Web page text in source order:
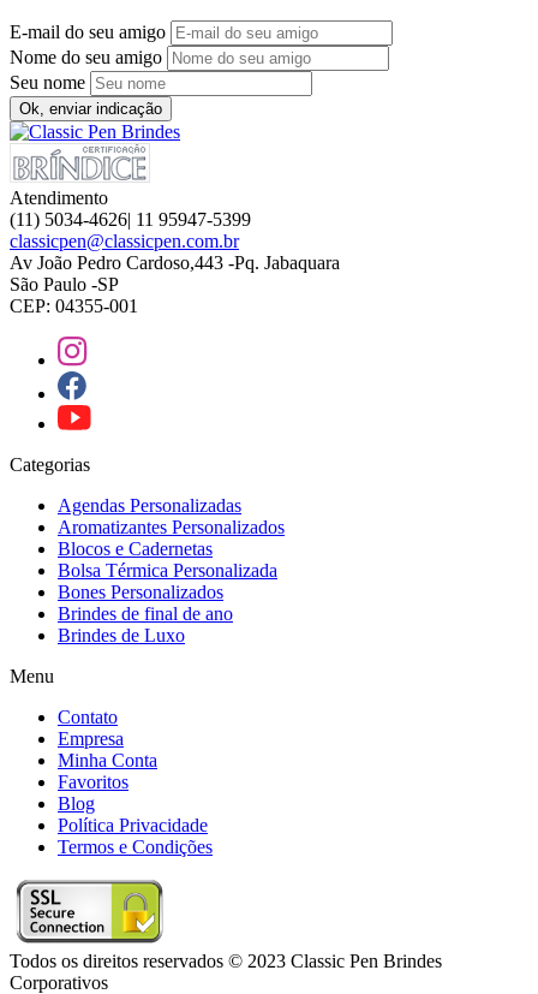
E-mail do seu amigo
Nome do seu amigo
Seu nome
Ok, enviar indicação
Atendimento
(11) 5034-4626| 11 95947-5399
classicpen@classicpen.com.br
Av João Pedro Cardoso,443 -Pq. Jabaquara
São Paulo -SP
CEP: 04355-001
Categorias
Agendas Personalizadas
Aromatizantes Personalizados
Blocos e Cadernetas
Bolsa Térmica Personalizada
Bones Personalizados
Brindes de final de ano
Brindes de Luxo
Menu
Contato
Empresa
Minha Conta
Favoritos
Blog
Política Privacidade
Termos e Condições
Todos os direitos reservados © 2023 Classic Pen Brindes
Corporativos